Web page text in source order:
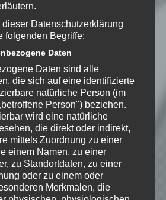
zur
genommen. Ich stimme
Angaben dauerhaft
werden.
mich über
Kommentare via E-
mich über neue
via E-Mail.
Datenschutzerklärung
folgenden Begriffe:
Daten
Daten sind alle
die sich auf eine identifizierte
natürliche Person (im
Person") beziehen.
wird eine natürliche
die direkt oder indirekt,
mittels Zuordnung zu einer
einem Namen, zu einer
zu Standortdaten, zu einer
oder zu einem oder
Merkmalen, die